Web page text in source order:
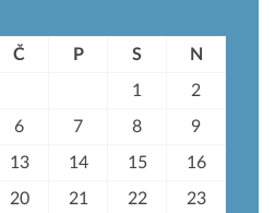
Č P S N
1 2
6 7 8 9
13 14 15 16
20 21 22 23